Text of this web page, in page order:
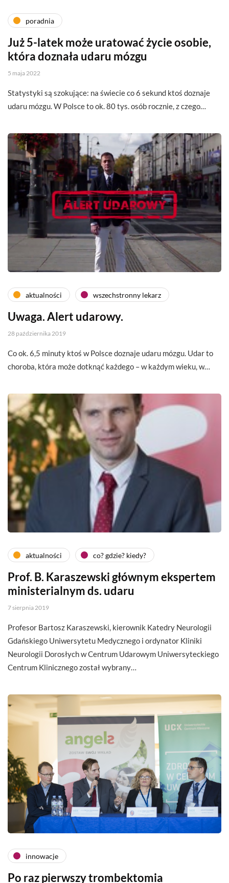
poradnia
Już 5-latek może uratować życie osobie,
która doznała udaru mózgu
5 maja 2022
Statystyki są szokujące: na świecie co 6 sekund ktoś doznaje
udaru mózgu. W Polsce to ok. 80 tys. osób rocznie, z czego…
aktualności wszechstronny lekarz
Uwaga. Alert udarowy.
28 października 2019
Co ok. 6,5 minuty ktoś w Polsce doznaje udaru mózgu. Udar to
choroba, która może dotknąć każdego – w każdym wieku, w…
aktualności co? gdzie? kiedy?
Prof. B. Karaszewski głównym ekspertem
ministerialnym ds. udaru
7 sierpnia 2019
Profesor Bartosz Karaszewski, kierownik Katedry Neurologii
Gdańskiego Uniwersytetu Medycznego i ordynator Kliniki
Neurologii Dorosłych w Centrum Udarowym Uniwersyteckiego
Centrum Klinicznego został wybrany…
innowacje
Po raz pierwszy trombektomia